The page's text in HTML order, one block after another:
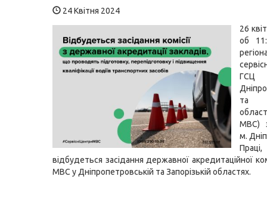
24 Квітня 2024
26
об
та
МВС)
м.
відбудеться засідання державної акредитаційної
МВС у Дніпропетровській та Запорізькій областях.